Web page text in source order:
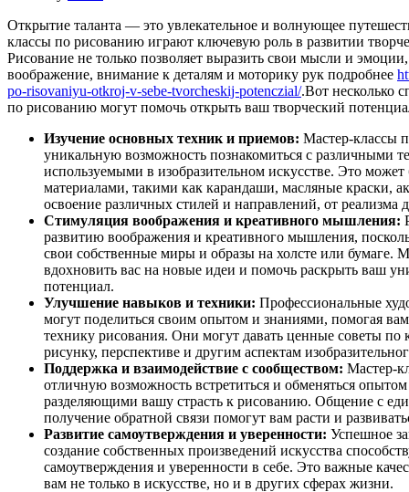
Открытие таланта — это увлекательное и волнующее
классы по рисованию играют ключевую роль в развитии
Рисование не только позволяет выразить свои мысли и
воображение, внимание к деталям и моторику рук подробнее
po-risovaniyu-otkroj-v-sebe-tvorcheskij-potenczial/.Вот несколько
по рисованию могут помочь открыть ваш творческий
Изучение основных техник и приемов: Мастер-классы
уникальную возможность познакомиться с различными
используемыми в изобразительном искусстве. Это
материалами, такими как карандаши, масляные краски,
освоение различных стилей и направлений, от реализма
Стимуляция воображения и креативного мышления:
развитию воображения и креативного мышления,
свои собственные миры и образы на холсте или бумаге.
вдохновить вас на новые идеи и помочь раскрыть ваш
потенциал.
Улучшение навыков и техники: Профессиональные
могут поделиться своим опытом и знаниями, помогая
технику рисования. Они могут давать ценные советы по
рисунку, перспективе и другим аспектам
Поддержка и взаимодействие с сообществом: Мастер-
отличную возможность встретиться и обменяться
разделяющими вашу страсть к рисованию. Общение с
получение обратной связи помогут вам расти и
Развитие самоутверждения и уверенности: Успешное
создание собственных произведений искусства
самоутверждения и уверенности в себе. Это важные
вам не только в искусстве, но и в других сферах жизни.